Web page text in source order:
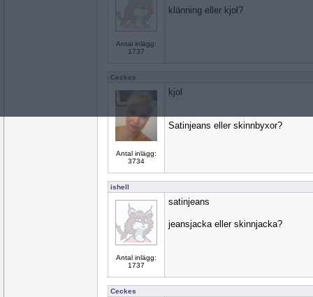
Antal inlägg:
1737
klänning eller kjol?
Ceckes
Antal inlägg:
3734
kjol
Satinjeans eller skinnbyxor?
ishell
Antal inlägg:
1737
satinjeans
jeansjacka eller skinnjacka?
Ceckes